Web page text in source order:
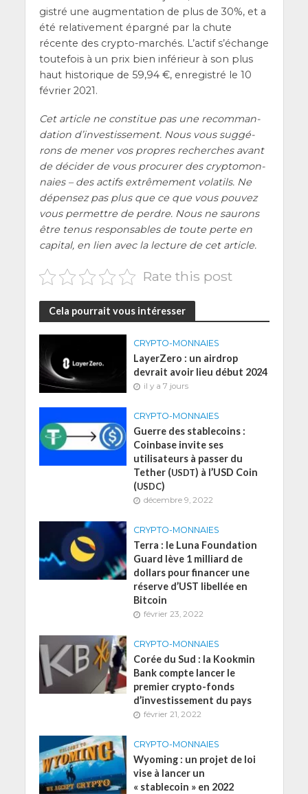
gis­tré une aug­men­ta­tion de plus de 30%, et a
été rela­ti­ve­ment épar­gné par la chute
récente des cryp­to-mar­chés. L’ac­tif s’é­change
tou­te­fois à un prix bien infé­rieur à son plus
haut his­to­rique de 59,94 €, enre­gis­tré le 10
février 2021.
Cet article ne consti­tue pas une recom­man­
da­tion d’investissement. Nous vous sug­gé­
rons de mener vos propres recherches avant
de déci­der de vous pro­cu­rer des cryp­to­mon­
naies – des actifs extrê­me­ment vola­tils. Ne
dépen­sez pas plus que ce que vous pou­vez
vous per­mettre de perdre. Nous ne sau­rons
être tenus res­pon­sables de toute perte en
capi­tal, en lien avec la lec­ture de cet article.
Rate this post
Cela pourrait vous intéresser
CRYPTO-MONNAIES
LayerZero : un airdrop
devrait avoir lieu début 2024
il y a 7 jours
CRYPTO-MONNAIES
Guerre des stablecoins :
Coinbase invite ses
utilisateurs à passer du
Tether (USDT) à l’USD Coin
(USDC)
décembre 9, 2022
CRYPTO-MONNAIES
Terra : le Luna Foundation
Guard lève 1 milliard de
dollars pour financer une
réserve d’UST libellée en
Bitcoin
février 23, 2022
CRYPTO-MONNAIES
Corée du Sud : la Kookmin
Bank compte lancer le
premier crypto-fonds
d’investissement du pays
février 21, 2022
CRYPTO-MONNAIES
Wyoming : un projet de loi
vise à lancer un
« stablecoin » en 2022